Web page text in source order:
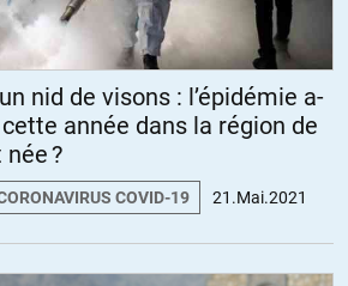
nid de visons : l’épidémie a-
année dans la région de
?
COVID-19 21.Mai.2021